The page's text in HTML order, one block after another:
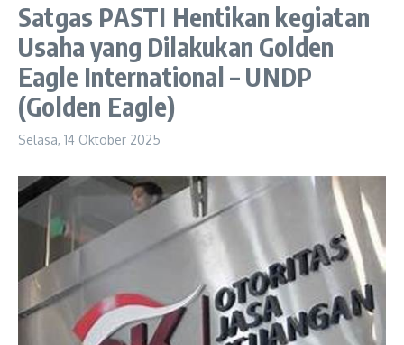
Satgas PASTI Hentikan kegiatan
Usaha yang Dilakukan Golden
Eagle International – UNDP
(Golden Eagle)
Selasa, 14 Oktober 2025